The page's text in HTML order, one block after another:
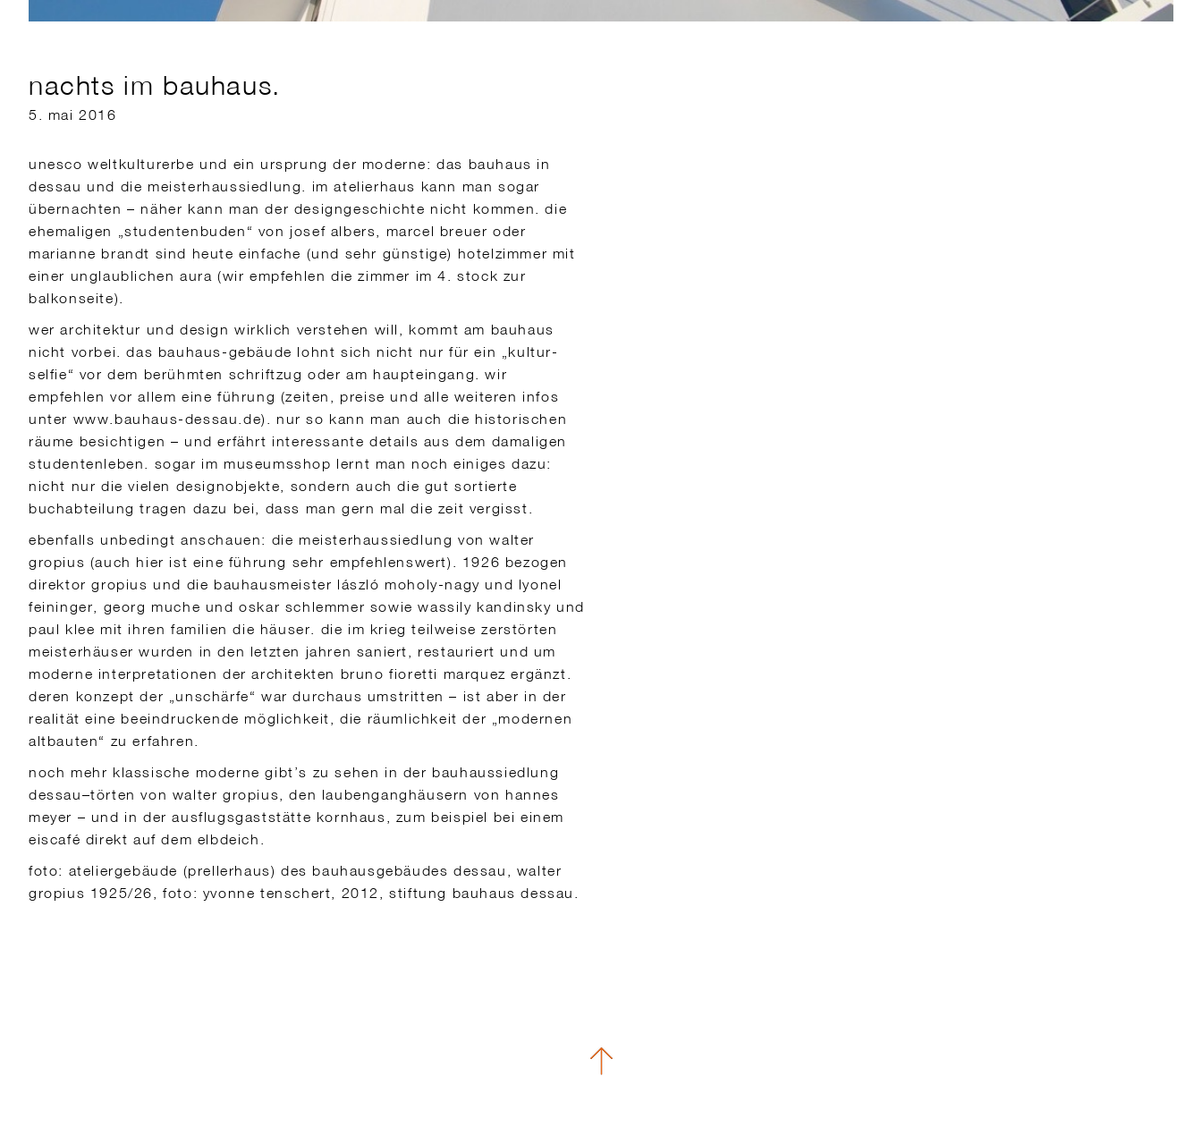
nachts im bauhaus.
5. mai 2016
unesco weltkulturerbe und ein ursprung der moderne: das bauhaus in
dessau und die meisterhaussiedlung. im atelierhaus kann man sogar
übernachten – näher kann man der designgeschichte nicht kommen. die
ehemaligen „studentenbuden“ von josef albers, marcel breuer oder
marianne brandt sind heute einfache (und sehr günstige) hotelzimmer mit
einer unglaublichen aura (wir empfehlen die zimmer im 4. stock zur
balkonseite).
wer architektur und design wirklich verstehen will, kommt am bauhaus
nicht vorbei. das bauhaus-gebäude lohnt sich nicht nur für ein „kultur-
selfie“ vor dem berühmten schriftzug oder am haupteingang. wir
empfehlen vor allem eine führung (zeiten, preise und alle weiteren infos
unter www.bauhaus-dessau.de). nur so kann man auch die historischen
räume besichtigen – und erfährt interessante details aus dem damaligen
studentenleben. sogar im museumsshop lernt man noch einiges dazu:
nicht nur die vielen designobjekte, sondern auch die gut sortierte
buchabteilung tragen dazu bei, dass man gern mal die zeit vergisst.
ebenfalls unbedingt anschauen: die meisterhaussiedlung von walter
gropius (auch hier ist eine führung sehr empfehlenswert). 1926 bezogen
direktor gropius und die bauhausmeister lászló moholy-nagy und lyonel
feininger, georg muche und oskar schlemmer sowie wassily kandinsky und
paul klee mit ihren familien die häuser. die im krieg teilweise zerstörten
meisterhäuser wurden in den letzten jahren saniert, restauriert und um
moderne interpretationen der architekten bruno fioretti marquez ergänzt.
deren konzept der „unschärfe“ war durchaus umstritten – ist aber in der
realität eine beeindruckende möglichkeit, die räumlichkeit der „modernen
altbauten“ zu erfahren.
noch mehr klassische moderne gibt’s zu sehen in der bauhaussiedlung
dessau–törten von walter gropius, den laubenganghäusern von hannes
meyer – und in der ausflugsgaststätte kornhaus, zum beispiel bei einem
eiscafé direkt auf dem elbdeich.
foto: ateliergebäude (prellerhaus) des bauhausgebäudes dessau, walter
gropius 1925/26, foto: yvonne tenschert, 2012, stiftung bauhaus dessau.